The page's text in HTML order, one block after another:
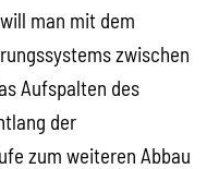
man mit dem
zwischen
Aufspalten des
der
zum weiteren Abbau